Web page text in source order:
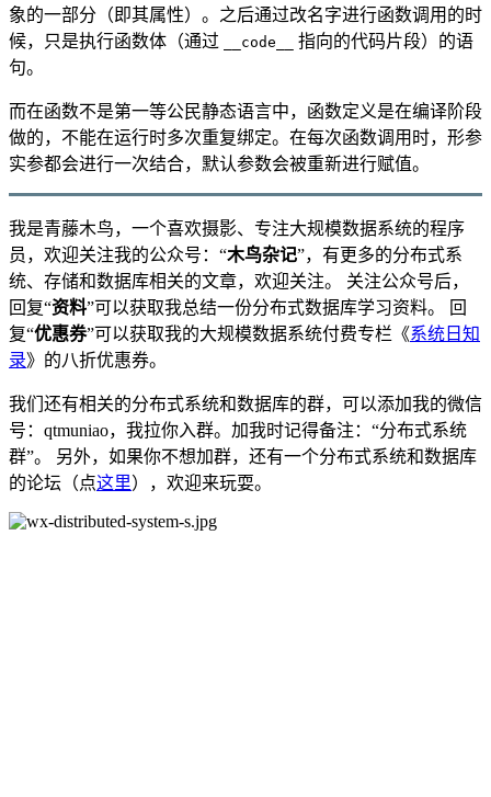
象的一部分（即其属性）。之后通过改名字进行函数调用的时
候，只是执行函数体（通过
__code__
指向的代码片段）的语
句。
而在函数不是第一等公民静态语言中，函数定义是在编译阶段
做的，不能在运行时多次重复绑定。在每次函数调用时，形参
实参都会进行一次结合，默认参数会被重新进行赋值。
我是青藤木鸟，一个喜欢摄影、专注大规模数据系统的程序
员，欢迎关注我的公众号：“木鸟杂记”，有更多的分布式系
统、存储和数据库相关的文章，欢迎关注。 关注公众号后，
回复“资料”可以获取我总结一份分布式数据库学习资料。 回
复“优惠券”可以获取我的大规模数据系统付费专栏《系统日知
录》的八折优惠券。
我们还有相关的分布式系统和数据库的群，可以添加我的微信
号：qtmuniao，我拉你入群。加我时记得备注：“分布式系统
群”。 另外，如果你不想加群，还有一个分布式系统和数据库
的论坛（点这里），欢迎来玩耍。